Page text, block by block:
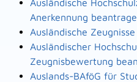
Ausländische
Anerkennung
Ausländische
Ausländischer
Zeugnisbewertung
Auslands-BAföG für